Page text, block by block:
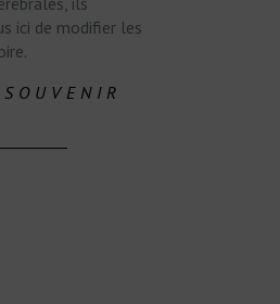
ici de modifier les